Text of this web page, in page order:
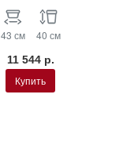
43 см 40 см
11 544 р.
Купить